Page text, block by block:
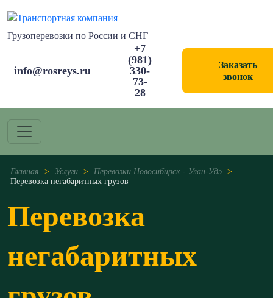
Грузоперевозки по России и СНГ
info@rosreys.ru
+7
(981)
330-
73-
28
Заказать
звонок
Главная > Услуги > Перевозки Новосибирск - Улан-Удэ >
Перевозка негабаритных грузов
Перевозка
негабаритных